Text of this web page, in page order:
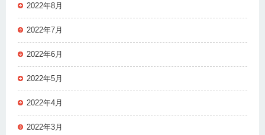
2022年8月
2022年7月
2022年6月
2022年5月
2022年4月
2022年3月